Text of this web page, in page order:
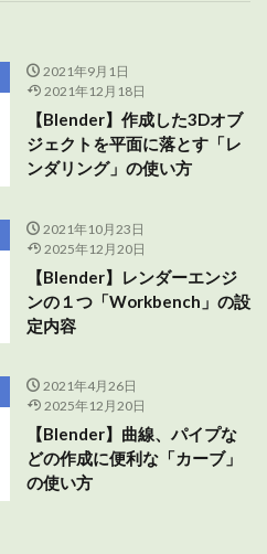
2021年9月1日
2021年12月18日
【Blender】作成した3Dオブ
ジェクトを平面に落とす「レ
ンダリング」の使い方
2021年10月23日
2025年12月20日
【Blender】レンダーエンジ
ンの１つ「Workbench」の設
定内容
2021年4月26日
2025年12月20日
【Blender】曲線、パイプな
どの作成に便利な「カーブ」
の使い方